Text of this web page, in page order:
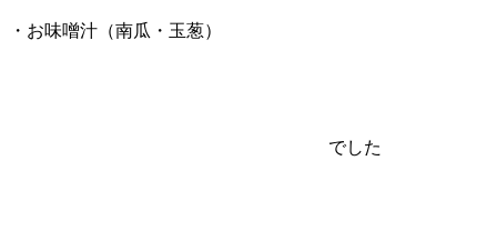
・お味噌汁（南瓜・玉葱）
でした